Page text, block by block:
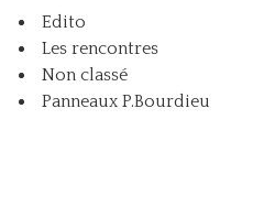
Edito
Les rencontres
Non classé
Panneaux P.Bourdieu